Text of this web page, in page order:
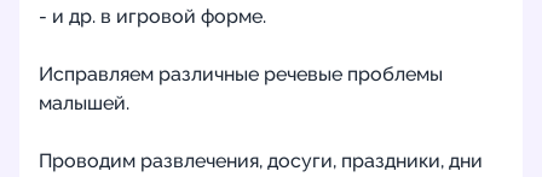
- и др. в игровой форме.
Исправляем различные речевые проблемы
малышей.
Проводим развлечения, досуги, праздники, дни